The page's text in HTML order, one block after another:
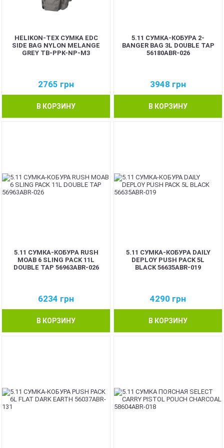
HELIKON-TEX СУМКА EDC
SIDE BAG NYLON MELANGE
GREY TB-PPK-NP-M3
2765 грн
В КОРЗИНУ
5.11 СУМКА-КОБУРА 2-
BANGER BAG 3L DOUBLE TAP
56180ABR-026
3948 грн
В КОРЗИНУ
5.11 СУМКА-КОБУРА RUSH
MOAB 6 SLING PACK 11L
DOUBLE TAP 56963ABR-026
6234 грн
В КОРЗИНУ
5.11 СУМКА-КОБУРА DAILY
DEPLOY PUSH PACK 5L
BLACK 56635ABR-019
4290 грн
В КОРЗИНУ